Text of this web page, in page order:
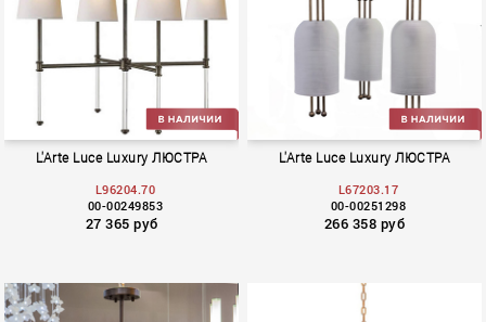
Monate Bryant
L'Arte Luce Luxury ЛЮСТРА
L96204.70
00-00249853
27 365 руб
L'Arte Luce Luxury ЛЮСТРА
L67203.17
00-00251298
266 358 руб